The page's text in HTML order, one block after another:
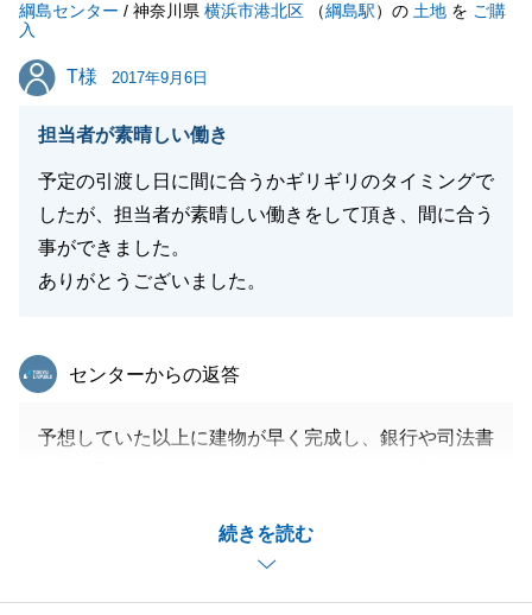
いましたらいつでもご連絡ください。
綱島センター / 神奈川県 横浜市港北区 （綱島駅）の 土地 を ご購
入
T様
T様 2017年9月6日
担当者が素晴しい働き
予定の引渡し日に間に合うかギリギリのタイミングで
したが、担当者が素晴しい働きをして頂き、間に合う
事ができました。
ありがとうございました。
続きを読む
東急リバブル
センターからの返答
予想していた以上に建物が早く完成し、銀行や司法書
新居が完成し、お喜びの姿を見た瞬間がこの仕事をし
ていて本当に良かったと思える幸せな時間です。